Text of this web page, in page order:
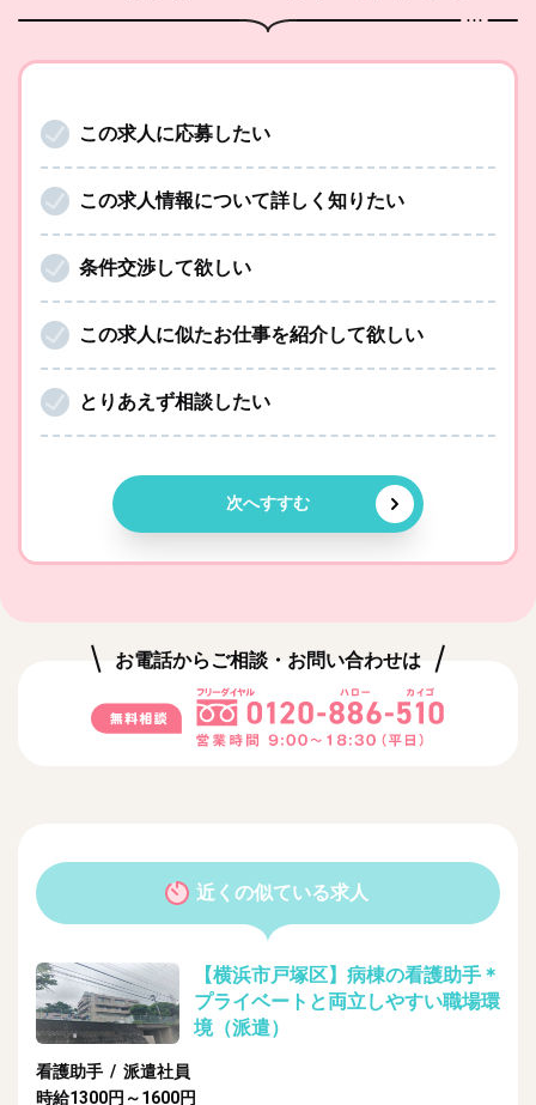
この求人に応募したい
この求人情報について詳しく知りたい
条件交渉して欲しい
この求人に似たお仕事を紹介して欲しい
とりあえず相談したい
次へすすむ
お電話からご相談・お問い合わせは
近くの似ている求人
【横浜市戸塚区】病棟の看護助手＊
プライベートと両立しやすい職場環
境（派遣）
看護助手 / 派遣社員
時給1300円～1600円